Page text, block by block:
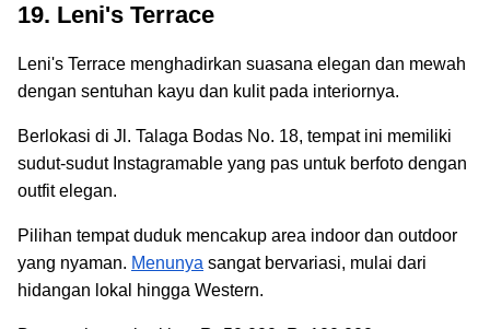
19. Leni's Terrace
Leni's Terrace menghadirkan suasana elegan dan mewah
dengan sentuhan kayu dan kulit pada interiornya.
Berlokasi di Jl. Talaga Bodas No. 18, tempat ini memiliki
sudut-sudut Instagramable yang pas untuk berfoto dengan
outfit elegan.
Pilihan tempat duduk mencakup area indoor dan outdoor
yang nyaman. Menunya sangat bervariasi, mulai dari
hidangan lokal hingga Western.